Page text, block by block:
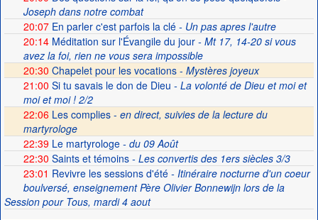
Joseph dans notre combat
20:07En parler c'est parfois la clé- Un pas apres l'autre
20:14Méditation sur l'Évangile du jour- Mt 17, 14-20 si vous
avez la foi, rien ne vous sera impossible
20:30 Chapelet pour les vocations - Mystères joyeux
21:00 Si tu savais le don de Dieu - La volonté de Dieu et moi et
moi et moi ! 2/2
22:06 Les complies - en direct, suivies de la lecture du
martyrologe
22:39Le martyrologe- du 09 Août
22:30 Saints et témoins- Les convertis des 1ers siècles 3/3
23:01 Revivre les sessions d'été- Itinéraire nocturne d'un coeur
boulversé, enseignement Père Olivier Bonnewijn lors de la
Session pour Tous, mardi 4 aout